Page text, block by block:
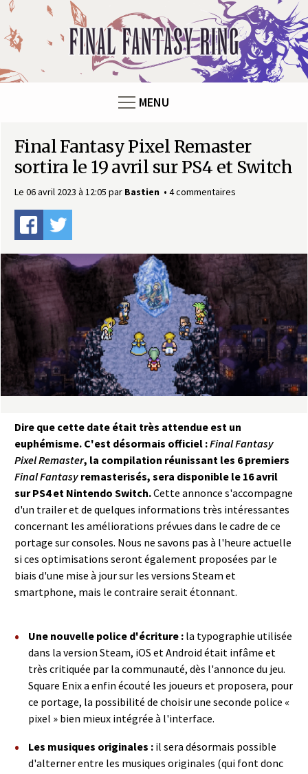
F
n
n
t
a
s
y
MENU
Final Fantasy Pixel Remaster
sortira le 19 avril sur PS4 et Switch
Le 06 avril 2023 à 12:05 par Bastien 4 commentaires
Dire que cette date était très attendue est un
euphémisme. C'est désormais officiel :Final Fantasy
Pixel Remaster, la compilation réunissant les 6 premiers
Final Fantasy remasterisés, sera disponible le 16 avril
sur PS4 et Nintendo Switch.Cette annonce s'accompagne
d'un trailer et de quelques informations très intéressantes
concernant les améliorations prévues dans le cadre de ce
portage sur consoles. Nous ne savons pas à l'heure actuelle
si ces optimisations seront également proposées par le
biais d'une mise à jour sur les versions Steam et
smartphone, mais le contraire serait étonnant.
Une nouvelle police d'écriture : la typographie utilisée
dans la version Steam, iOS et Android était infâme et
très critiquée par la communauté, dès l'annonce du jeu.
Square Enix a enfin écouté les joueurs et proposera, pour
ce portage, la possibilité de choisir une seconde police «
pixel » bien mieux intégrée à l'interface.
Les musiques originales : il sera désormais possible
d'alterner entre les musiques originales (qui font donc
Panneau de gestion des cookies